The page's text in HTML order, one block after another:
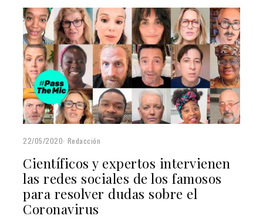
22/05/2020 Redacción
Científicos y expertos intervienen
las redes sociales de los famosos
para resolver dudas sobre el
Coronavirus